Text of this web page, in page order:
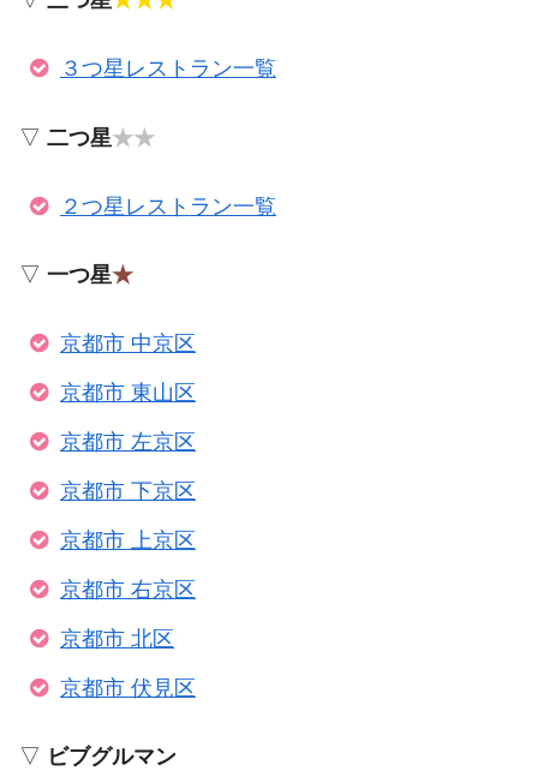
３つ星レストラン一覧
▽ 二つ星★★
２つ星レストラン一覧
▽ 一つ星★
京都市 中京区
京都市 東山区
京都市 左京区
京都市 下京区
京都市 上京区
京都市 右京区
京都市 北区
京都市 伏見区
▽ ビブグルマン